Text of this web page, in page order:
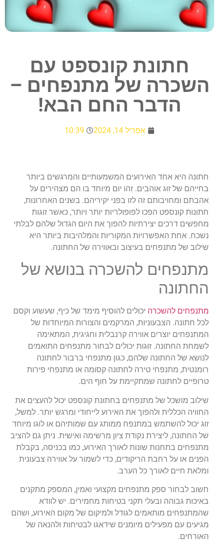
חתונת קונספט עם
השכרה של מתנפחים –
הדבר החם הבא!
אפריל 14, 2024 10:39
חתונה היא אחד האירועים המשמעותיים והמרגשים ביותר
בחייהם של זוג אוהבים. זהו יום מיוחד בו הם מצהירים על
אהבתם ומחויבותם זה לזו בפני יקיריהם. בשנים האחרונות,
חתונות קונספט הפכו לפופולריות יותר ויותר, כאשר זוגות
מחפשים דרכים יצירתיות להפוך את היום הגדול שלהם לבלתי
נשכח. אחת האפשרויות המקוריות והמלהיבות ביותר היא
שילוב של מתנפחים בעיצוב ובאווירה של החתונה.
מתנפחים להשכרה בנושא של
החתונה
מתנפחים להשכרה יכולים להוסיף מימד של כיף, שעשוע וקסם
לכל חתונה. הצבעוניות, המרקמים והצורות המיוחדות של
המתנפחים יוצרים אווירה קרנבלית וחגיגית, המתאימה
לשמחת החתונה. זוגות יכולים לבחור מתנפחים התואמים
לנושא של החתונה שלהם, כגון מתנפחי ברבור לחתונה
רומנטית, מתנפחי טירה לחתונה קסומה או מתנפחי פירות
טרופיים לחתונה שמתקיימת על חוף הים.
שילוב מושכל של מתנפחים בחתונת קונספט יכול להעצים את
החוויה הכללית ולהפוך את האירוע לייחודי ומרגש יותר. למשל,
זוג יכול להשתמש במתנפח ממותג עם שמותיהם או לוגו מיוחד
של החתונה, ליצירת נקודת ציון מרשימה ואישית. ניתן גם להציב
מתנפחים בתחנות שונות לאורך האירוע, כמו בכניסה, בקבלת
הפנים או על רחבת הריקודים, כדי לשמור על אווירה צבעונית
ומלאת חיים לאורך כל הערב.
חשוב לבחור ספק מתנפחים מקצועי ואמין, המספק מתקנים
באיכות גבוהה ובעלי תקני בטיחות מחמירים. יש לוודא
שהמתנפחים מותאמים לגודל ולמיקום של מקום האירוע, ושהם
מגיעים עם מפעילים מיומנים שידאגו לבטיחות ולהנאה של
האורחים.